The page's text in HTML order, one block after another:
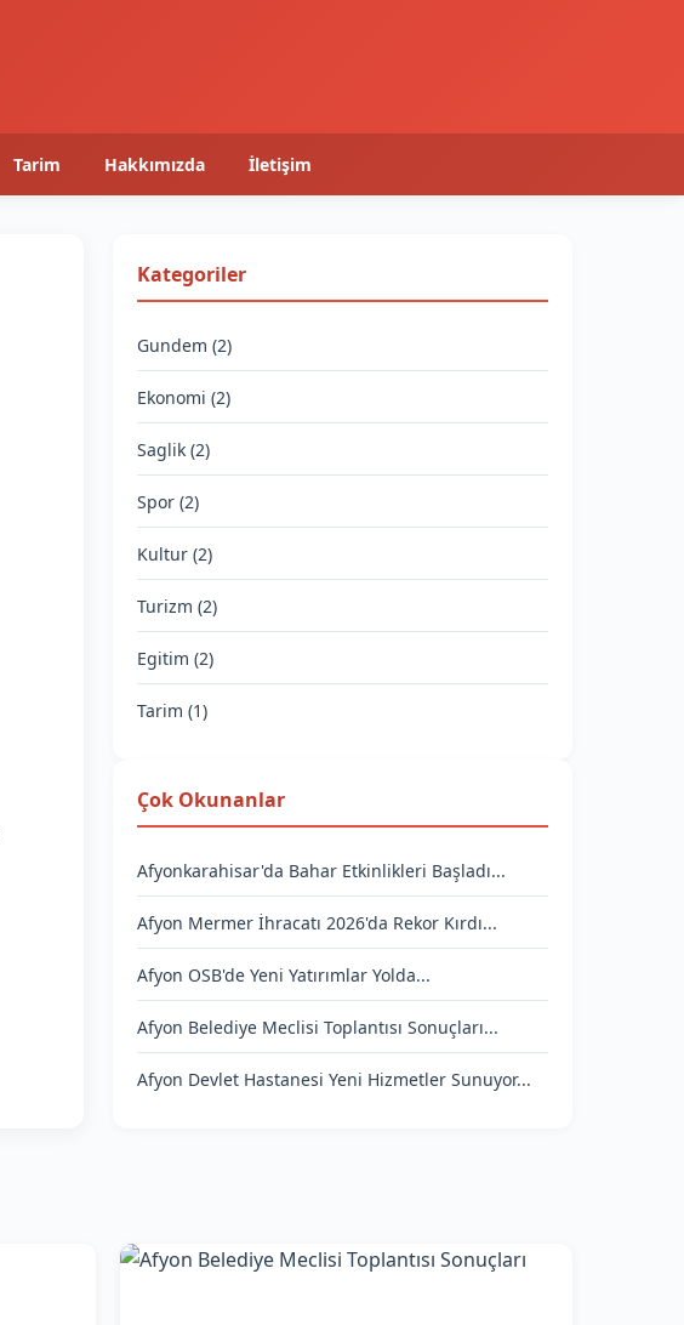
Tarim Hakkımızda İletişim
Kategoriler
Gundem (2)
Ekonomi (2)
Saglik (2)
Spor (2)
Kultur (2)
Turizm (2)
Egitim (2)
Tarim (1)
Çok Okunanlar
Afyonkarahisar'da Bahar Etkinlikleri Başladı...
Afyon Mermer İhracatı 2026'da Rekor Kırdı...
Afyon OSB'de Yeni Yatırımlar Yolda...
Afyon Belediye Meclisi Toplantısı Sonuçları...
Afyon Devlet Hastanesi Yeni Hizmetler Sunuyor...